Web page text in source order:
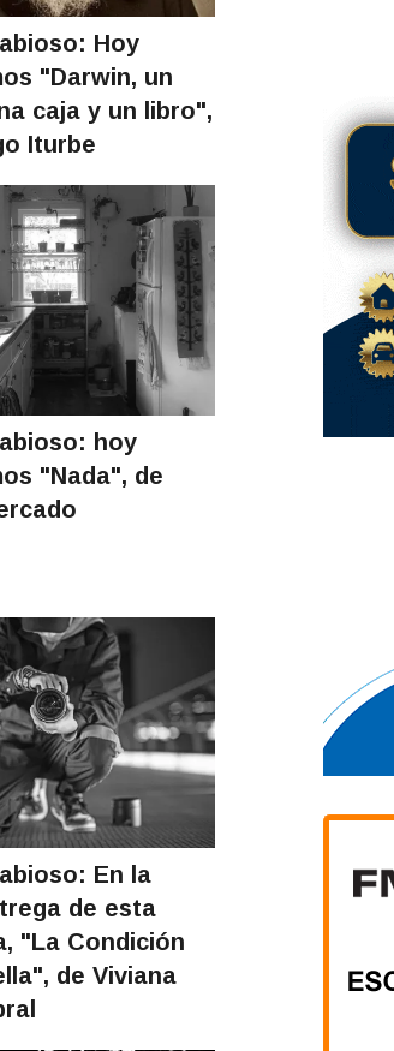
Hoy
"Darwin, un
caja y un libro",
Iturbe
hoy
"Nada", de
En la
de esta
"La Condición
de Viviana